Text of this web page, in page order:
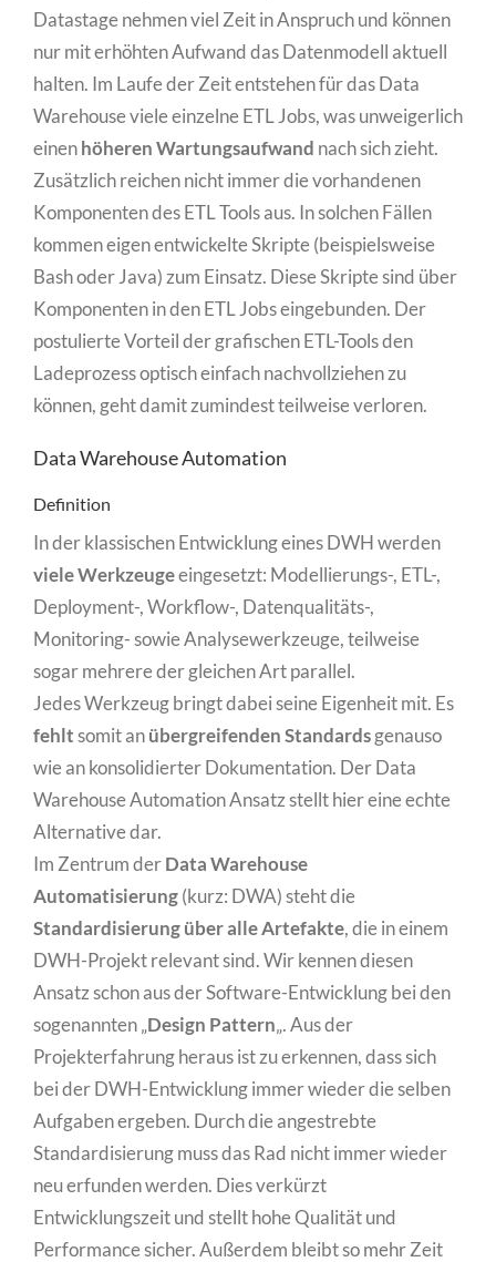
Datastage nehmen viel Zeit in Anspruch und können
nur mit erhöhten Aufwand das Datenmodell aktuell
halten. Im Laufe der Zeit entstehen für das Data
Warehouse viele einzelne ETL Jobs, was unweigerlich
einenhöheren Wartungsaufwand nach sich zieht.
Zusätzlich reichen nicht immer die vorhandenen
Komponenten des ETL Tools aus. In solchen Fällen
kommen eigen entwickelte Skripte (beispielsweise
Bash oder Java) zum Einsatz. Diese Skripte sind über
Komponenten in den ETL Jobs eingebunden. Der
postulierte Vorteil der grafischen ETL-Tools den
Ladeprozess optisch einfach nachvollziehen zu
können, geht damit zumindest teilweise verloren.
Data Warehouse Automation
Definition
In der klassischen Entwicklung eines DWH werden
viele Werkzeugeeingesetzt: Modellierungs-, ETL-,
Deployment-, Workflow-, Datenqualitäts-,
Monitoring- sowie Analysewerkzeuge, teilweise
sogar mehrere der gleichen Art parallel.
Jedes Werkzeug bringt dabei seine Eigenheit mit. Es
fehltsomit anübergreifenden Standardsgenauso
wie an konsolidierter Dokumentation. Der Data
Warehouse Automation Ansatz stellt hier eine echte
Alternative dar.
Im Zentrum derData Warehouse
Automatisierung(kurz: DWA) steht die
Standardisierung über alle Artefakte, die in einem
DWH-Projekt relevant sind. Wir kennen diesen
Ansatz schon aus der Software-Entwicklung bei den
sogenannten „Design Pattern„. Aus der
Projekterfahrung heraus ist zu erkennen, dass sich
bei der DWH-Entwicklung immer wieder die selben
Aufgaben ergeben. Durch die angestrebte
Standardisierung muss das Rad nicht immer wieder
neu erfunden werden. Dies verkürzt
Entwicklungszeit und stellt hohe Qualität und
Performance sicher. Außerdem bleibt so mehr Zeit